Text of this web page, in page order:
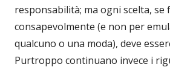
responsabilità; ma ogni scelta, se
consapevolmente (e non per
qualcuno o una moda), deve
Purtroppo continuano invece i